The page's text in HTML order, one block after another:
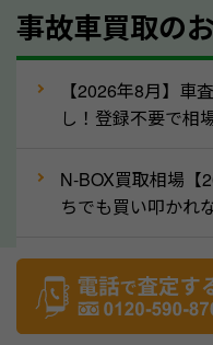
あるため、まずは島根
てお気軽にご相談く
⑥車の需要が高ま
高価買取のポイ
買取依頼をするのも
めになる可能性もあ
れば、高い価格でも
生活に向けた準備を
事故車買取の
【2026年8月】車
し！登録不要で相
N-BOX買取相場【
ちでも買い叩かれ
ヴェゼル買取相場
叩かれずに輸出で